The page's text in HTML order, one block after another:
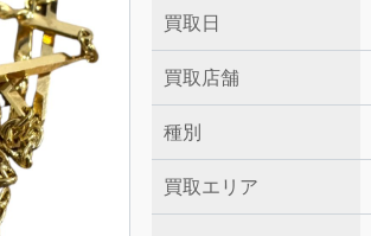
買取日
買取店舗
種別
買取エリア